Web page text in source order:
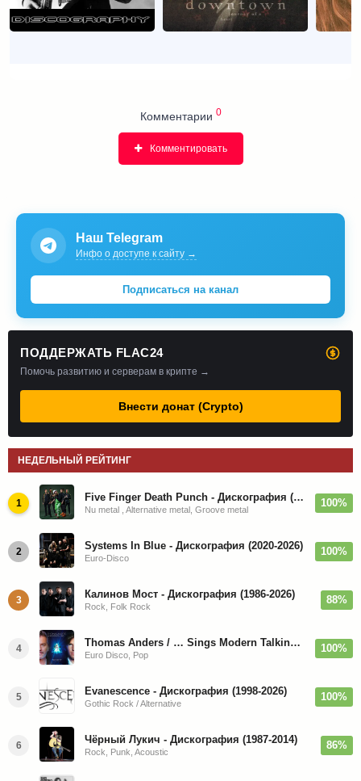
Комментарии 0
Комментировать
Наш Telegram
Инфо о доступе к сайту →
Подписаться на канал
ПОДДЕРЖАТЬ FLAC24
Помочь развитию и серверам в крипте →
Внести донат (Crypto)
НЕДЕЛЬНЫЙ РЕЙТИНГ
1 Five Finger Death Punch - Дискография (2008-2026)
Nu metal , Alternative metal, Groove metal
100%
2 Systems In Blue - Дискография (2020-2026)
Euro-Disco
100%
3 Калинов Мост - Дискография (1986-2026)
Rock, Folk Rock
88%
4 Thomas Anders / … Sings Modern Talking: The Best hi-res
Euro Disco, Pop
100%
5 Evanescence - Дискография (1998-2026)
Gothic Rock / Alternative
100%
6 Чёрный Лукич - Дискография (1987-2014)
Rock, Punk, Acoustic
86%